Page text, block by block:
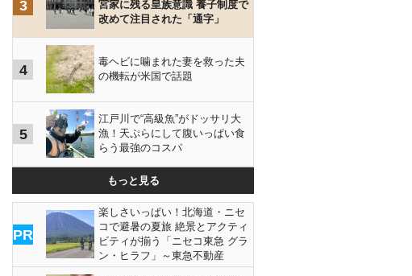
3
宮家に残る皇族意識 養子制度で
改めて注目された「通字」
4
毒ヘビに噛まれた妻を救った夫
の機転が米国で話題
5
江戸川で“高級魚”がドッサリ大
漁！天ぷらにして腹いっぱい食
らう最強のコスパ
もっと見る
PR
楽しさいっぱい！北海道・ニセ
コで避暑の夏旅 絶景とアクティ
ビティが揃う「ニセコ東急 グラ
ン・ヒラフ」～東急不動産